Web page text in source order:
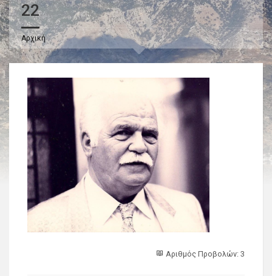
22
Αρχική
Αριθμός Προβολών: 3